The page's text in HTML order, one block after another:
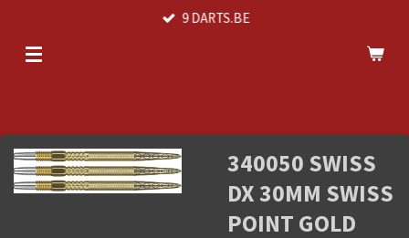
naar
9 DARTS.BE
340050 SWISS
DX 30MM SWISS
POINT GOLD